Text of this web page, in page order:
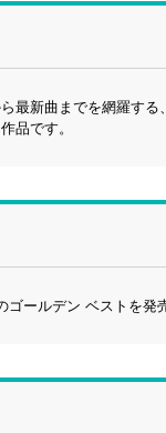
新曲までを網羅す
品です。
ゴールデン ベストを発